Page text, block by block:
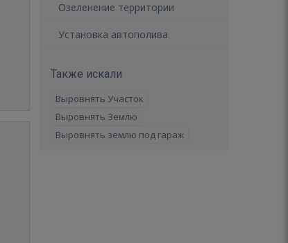
Озеленение территории
Установка автополива
Также искали
Выровнять Участок
Выровнять Землю
Выровнять землю под гараж